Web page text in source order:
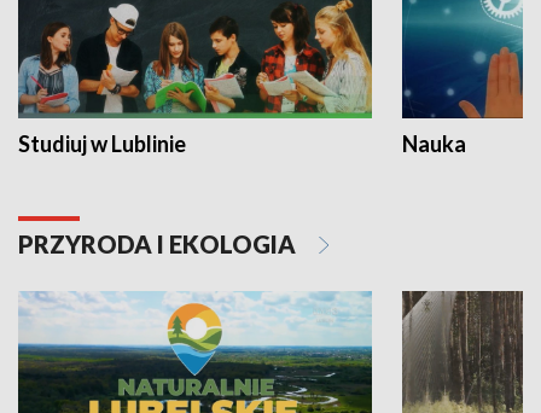
Studiuj w Lublinie Nauka
PRZYRODA I EKOLOGIA